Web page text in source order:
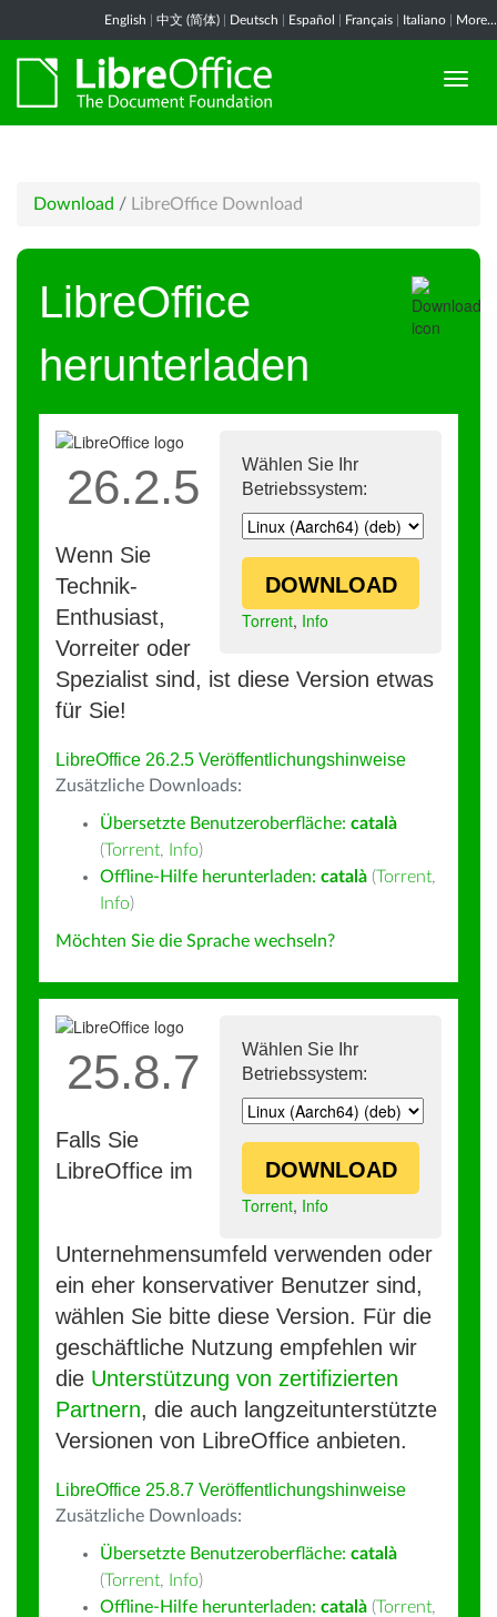
English 中文 (简体) Deutsch Español Français Italiano More...
Download / LibreOffice Download
LibreOffice
herunterladen
Wählen Sie Ihr
Betriebssystem:
DOWNLOAD
Torrent, Info
26.2.5
Wenn Sie
Technik-
Enthusiast,
Vorreiter oder
Spezialist sind, ist diese Version etwas
für Sie!
LibreOffice 26.2.5 Veröffentlichungshinweise
Zusätzliche Downloads:
Übersetzte Benutzeroberfläche: català
(Torrent, Info)
Offline-Hilfe herunterladen: català (Torrent,
Info)
Möchten Sie die Sprache wechseln?
Wählen Sie Ihr
Betriebssystem:
DOWNLOAD
Torrent, Info
25.8.7
Falls Sie
LibreOffice im
Unternehmensumfeld verwenden oder
ein eher konservativer Benutzer sind,
wählen Sie bitte diese Version. Für die
geschäftliche Nutzung empfehlen wir
die Unterstützung von zertifizierten
Partnern, die auch langzeitunterstützte
Versionen von LibreOffice anbieten.
LibreOffice 25.8.7 Veröffentlichungshinweise
Zusätzliche Downloads:
Übersetzte Benutzeroberfläche: català
(Torrent, Info)
Offline-Hilfe herunterladen: català (Torrent,